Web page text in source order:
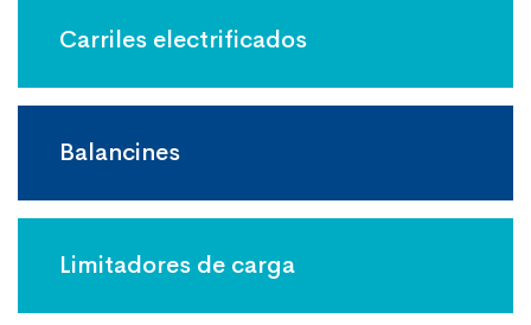
Carriles electrificados
Balancines
Limitadores de carga